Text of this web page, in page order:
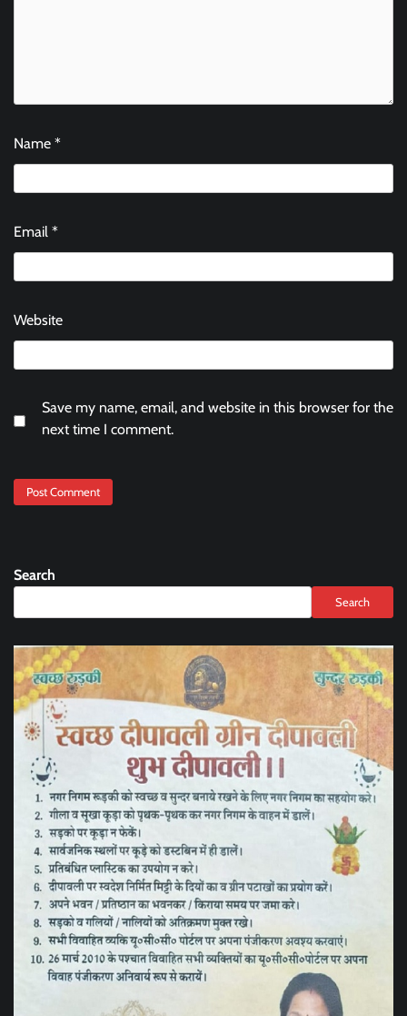
Name *
Email *
Website
Save my name, email, and website in this browser for the
next time I comment.
Search
Search